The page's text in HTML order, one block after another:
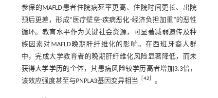
参保的MAFLD患者住院病死率更高、住院时间更长、出院
预后更差，形成“医疗壁垒-疾病恶化-经济负担加重”的恶性
循环。教育水平作为关键社会资源，可显著减弱遗传及种
族因素对MAFLD晚期肝纤维化的影响。在西班牙裔人群
中，完成大学教育者的晚期肝纤维化风险显著降低，而未
获得大学学历的个体，其患病风险较学历高者增加3.3倍，
该效应强度甚至与PNPLA3基因变异相当 ［42］ 。